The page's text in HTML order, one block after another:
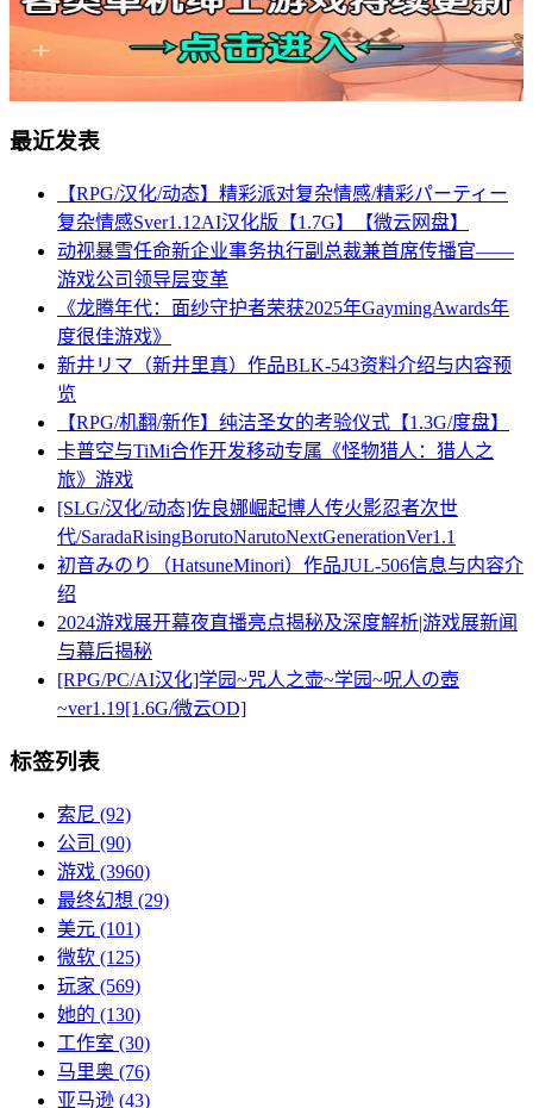
最近发表
【RPG/汉化/动态】精彩派对复杂情感/精彩パーティー
复杂情感Sver1.12AI汉化版【1.7G】【微云网盘】
动视暴雪任命新企业事务执行副总裁兼首席传播官——
游戏公司领导层变革
《龙腾年代：面纱守护者荣获2025年GaymingAwards年
度很佳游戏》
新井リマ（新井里真）作品BLK-543资料介绍与内容预
览
【RPG/机翻/新作】纯洁圣女的考验仪式【1.3G/度盘】
卡普空与TiMi合作开发移动专属《怪物猎人：猎人之
旅》游戏
[SLG/汉化/动态]佐良娜崛起博人传火影忍者次世
代/SaradaRisingBorutoNarutoNextGenerationVer1.1
初音みのり（HatsuneMinori）作品JUL-506信息与内容介
绍
2024游戏展开幕夜直播亮点揭秘及深度解析|游戏展新闻
与幕后揭秘
[RPG/PC/AI汉化]学园~咒人之壶~学园~呪人の壺
~ver1.19[1.6G/微云OD]
标签列表
索尼 (92)
公司 (90)
游戏 (3960)
最终幻想 (29)
美元 (101)
微软 (125)
玩家 (569)
她的 (130)
工作室 (30)
马里奥 (76)
亚马逊 (43)